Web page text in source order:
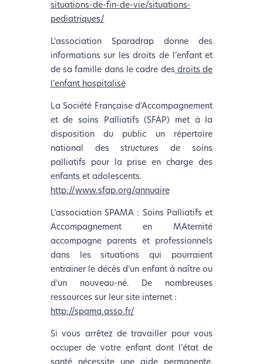
situations-de-fin-de-vie/situations-
pediatriques/
L’association Sparadrap donne des
informations sur les droits de l’enfant et
de sa famille dans le cadre desdroits de
l’enfant hospitalisé
La Société Française d’Accompagnement
et de soins Palliatifs (SFAP) met à la
disposition du public un répertoire
national des structures de soins
palliatifs pour la prise en charge des
enfants et adolescents.
http://www.sfap.org/annuaire
L’association SPAMA : Soins Palliatifs et
Accompagnement en MAternité
accompagne parents et professionnels
dans les situations qui pourraient
entrainer le décès d’un enfant à naître ou
d’un nouveau-né. De nombreuses
ressources sur leur site internet :
http://spama.asso.fr/
Si vous arrêtez de travailler pour vous
occuper de votre enfant dont l’état de